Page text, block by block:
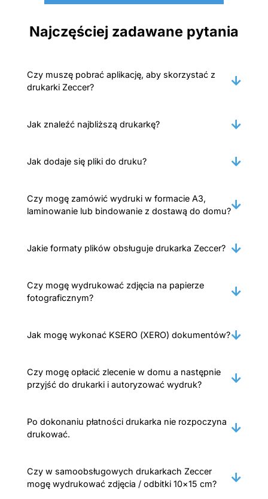
Najczęściej zadawane pytania
Czy muszę pobrać aplikację, aby skorzystać z
drukarki Zeccer?
Jak znaleźć najbliższą drukarkę?
Jak dodaje się pliki do druku?
Czy mogę zamówić wydruki w formacie A3,
laminowanie lub bindowanie z dostawą do domu?
Jakie formaty plików obsługuje drukarka Zeccer?
Czy mogę wydrukować zdjęcia na papierze
fotograficznym?
Jak mogę wykonać KSERO (XERO) dokumentów?
Czy mogę opłacić zlecenie w domu a następnie
przyjść do drukarki i autoryzować wydruk?
Po dokonaniu płatności drukarka nie rozpoczyna
drukować.
Czy w samoobsługowych drukarkach Zeccer
mogę wydrukować zdjęcia / odbitki 10×15 cm?